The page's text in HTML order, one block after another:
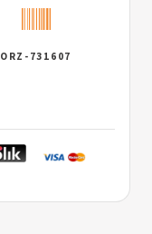
ORZ-731607